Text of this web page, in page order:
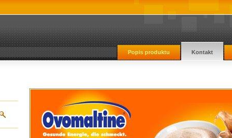
Popis produktu Kontakt